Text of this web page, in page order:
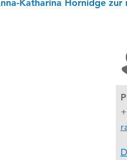
Katharina Hornidge zur